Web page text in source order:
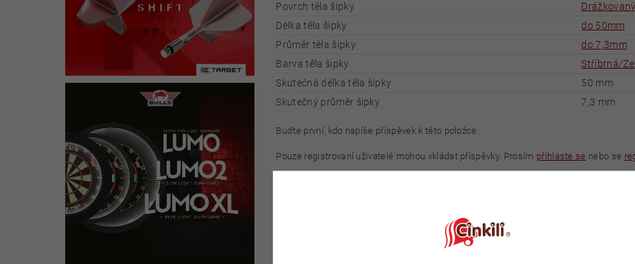
Povrch těla šipky
Drážkovaný
Délka těla šipky
do 50mm
Průměr těla šipky
do 7,3mm
Barva těla šipky
Stříbrná/
Skutečná délka těla šipky
50 mm
Skutečný průměr šipky
7,3 mm
Buďte první, kdo napíše příspěvek k této položce.
Pouze registrovaní uživatelé mohou vkládat příspěvky. Prosím přihlaste se nebo se